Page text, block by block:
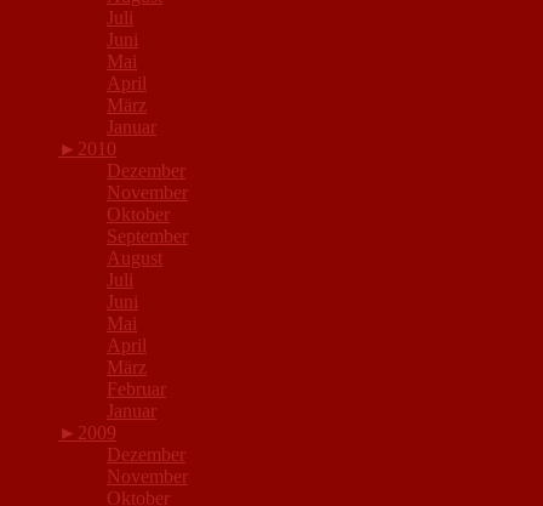
Juli
Juni
Mai
April
März
Januar
► 2010
Dezember
November
Oktober
September
August
Juli
Juni
Mai
April
März
Februar
Januar
► 2009
Dezember
November
Oktober